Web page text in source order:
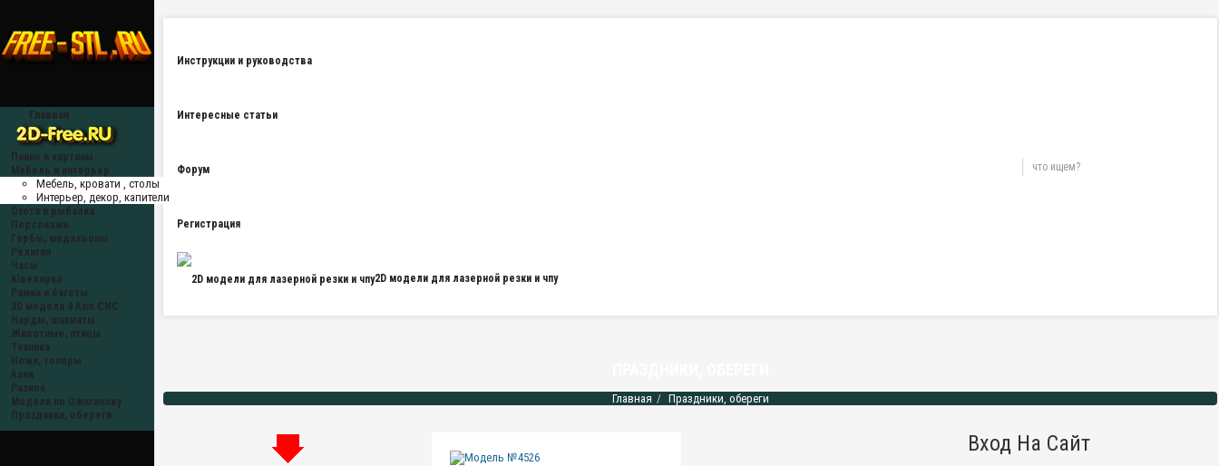
Главная
Панно и картины
Мебель и интерьер
Мебель, кровати , столы
Интерьер, декор, капители
Охота и рыбалка
Персонажи
Гербы, медальоны
Религия
Часы
Ювелирка
Рамки и багеты
3D модели 4 Axis CNC
Нарды, шахматы
Животные, птицы
Техника
Ножи, топоры
Азия
Разное
Модели по Ожиганову
Праздники, обереги
Инструкции и руководства
Интересные статьи
Форум
Регистрация
2D модели для лазерной резки и чпу
Главная Праздники, обереги
Вход На Сайт